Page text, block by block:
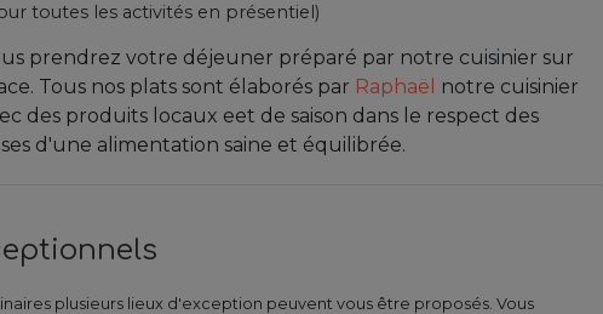
toutes les activités en présentiel)
prendrez votre déjeuner préparé par notre cuisinier sur
Tous nos plats sont élaborés par Raphaël
notre cuisinier
des produits locaux eet de saison dans le respect des
d'une alimentation saine et équilibrée.
plusieurs lieux d'exception peuvent vous être proposés. Vous